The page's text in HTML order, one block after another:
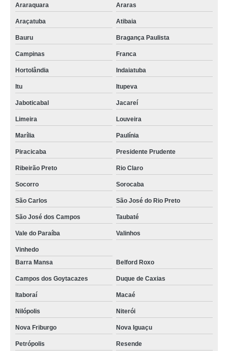
Araraquara Araras
Araçatuba Atibaia
Bauru Bragança Paulista
Campinas Franca
Hortolândia Indaiatuba
Itu Itupeva
Jaboticabal Jacareí
Limeira Louveira
Marília Paulínia
Piracicaba Presidente Prudente
Ribeirão Preto Rio Claro
Socorro Sorocaba
São Carlos São José do Rio Preto
São José dos Campos Taubaté
Vale do Paraíba Valinhos
Vinhedo
Barra Mansa
Belford Roxo
Campos dos Goytacazes Duque de Caxias
Itaboraí Macaé
Nilópolis Niterói
Nova Friburgo Nova Iguaçu
Petrópolis Resende